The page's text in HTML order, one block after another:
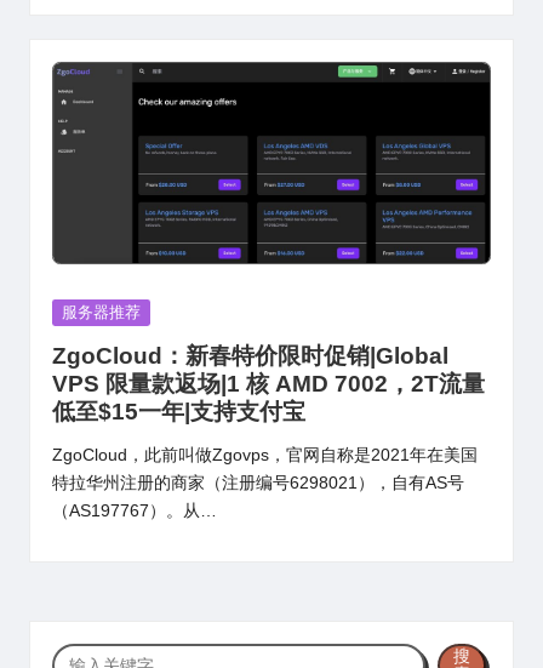
Posted
服务器推荐
ZgoCloud：新春特价限时促销|Global
VPS 限量款返场|1 核 AMD 7002，2T流量
低至$15一年|支持支付宝
ZgoCloud，此前叫做Zgovps，官网自称是2021年在美国
特拉华州注册的商家（注册编号6298021），自有AS号
（AS197767）。从…
搜
搜